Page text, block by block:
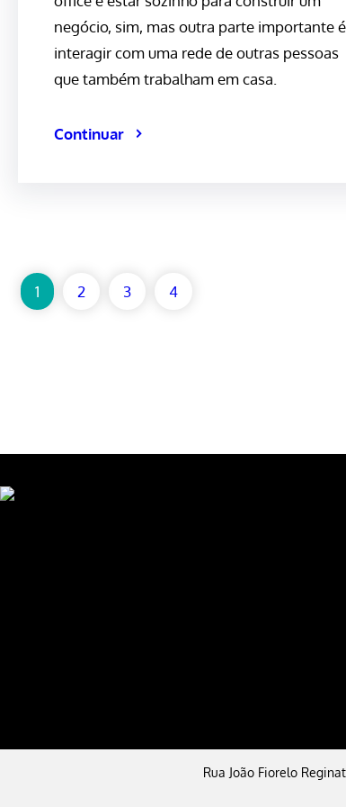
negócio, sim, mas outra parte importante é
interagir com uma rede de outras pessoas
que também trabalham em casa.
Continuar
1 2 3 4
Rua João Fiorelo